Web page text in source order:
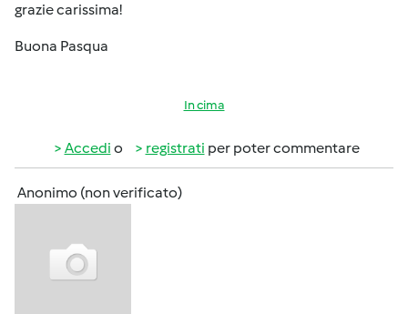
grazie carissima!
Buona Pasqua
In cima
Accedi o registrati per poter commentare
Anonimo (non verificato)